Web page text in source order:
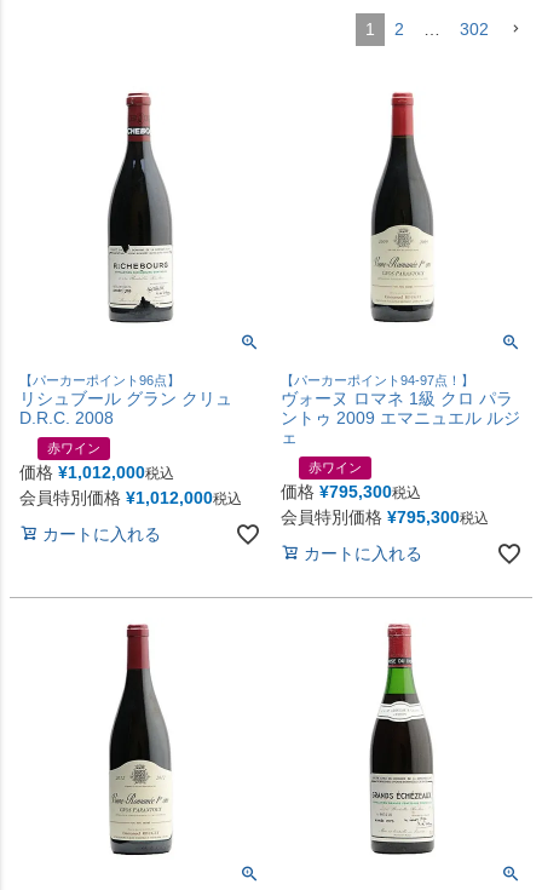
1 2 302
【パーカーポイント96点】
リシュブール グラン クリュ
D.R.C. 2008
赤ワイン
価格 ¥1,012,000税込
会員特別価格 ¥1,012,000税込
カートに入れる
【パーカーポイント94-97点！】
ヴォーヌ ロマネ 1級 クロ パラ
ントゥ 2009 エマニュエル ルジ
ェ
赤ワイン
価格 ¥795,300税込
会員特別価格 ¥795,300税込
カートに入れる